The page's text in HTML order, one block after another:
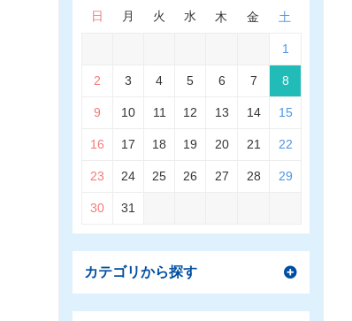
日 月 火 水 木 金 土
1
2 3 4 5 6 7 8
9 10 11 12 13 14 15
16 17 18 19 20 21 22
23 24 25 26 27 28 29
30 31
カテゴリから探す